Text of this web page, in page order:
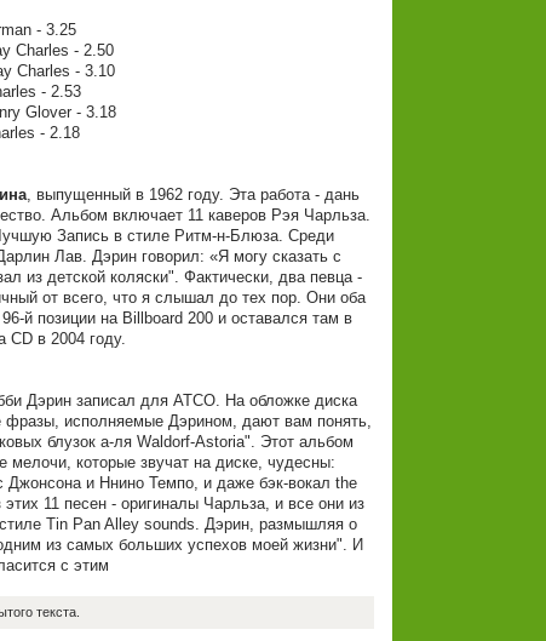
- 3.25
Charles - 2.50
Charles - 3.10
- 2.53
Glover - 3.18
- 2.18
, выпущенный в 1962 году. Эта работа - дань
Альбом включает 11 каверов Рэя Чарльза.
Запись в стиле Ритм-н-Блюза. Среди
Лав. Дэрин говорил: «Я могу сказать с
из детской коляски". Фактически, два певца -
от всего, что я слышал до тех пор. Они оба
й позиции на Billboard 200 и оставался там в
CD в 2004 году.
Дэрин записал для ATCO. На обложке диска
фразы, исполняемые Дэрином, дают вам понять,
блузок а-ля Waldorf-Astoria". Этот альбом
мелочи, которые звучат на диске, чудесны:
и Ннино Темпо, и даже бэк-вокал the
11 песен - оригиналы Чарльза, и все они из
Tin Pan Alley sounds. Дэрин, размышляя о
из самых больших успехов моей жизни". И
с этим
текста.